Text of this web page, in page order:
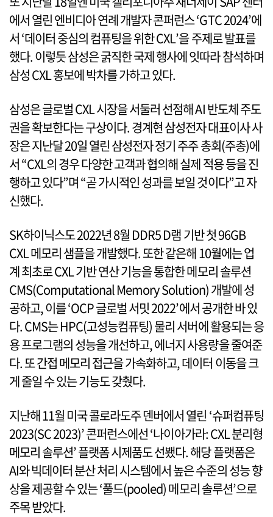
에서 열린 엔비디아 연례 개발자 콘퍼런스 ‘GTC 2024’에
서 ‘데이터 중심의 컴퓨팅을 위한 CXL’을 주제로 발표를
했다. 이렇듯 삼성은 굵직한 국제 행사에 잇따라 참석하며
삼성 CXL 홍보에 박차를 가하고 있다.
삼성은 글로벌 CXL 시장을 서둘러 선점해 AI 반도체 주도
권을 확보한다는 구상이다. 경계현 삼성전자 대표이사 사
장은 지난달 20일 열린 삼성전자 정기 주주 총회(주총)에
서 “CXL의 경우 다양한 고객과 협의해 실제 적용 등을 진
행하고 있다”며 “곧 가시적인 성과를 보일 것이다”고 자
신했다.
SK하이닉스도 2022년 8월 DDR5 D램 기반 첫 96GB
CXL 메모리 샘플을 개발했다. 또한 같은해 10월에는 업
계 최초로 CXL 기반 연산 기능을 통합한 메모리 솔루션
CMS(Computational Memory Solution) 개발에 성
공하고, 이를 ‘OCP 글로벌 서밋 2022’에서 공개한 바 있
다. CMS는 HPC(고성능컴퓨팅) 물리 서버에 활용되는 응
용 프로그램의 성능을 개선하고, 에너지 사용량을 줄여준
다. 또 간접 메모리 접근을 가속화하고, 데이터 이동을 크
게 줄일 수 있는 기능도 갖췄다.
지난해 11월 미국 콜로라도주 덴버에서 열린 ‘슈퍼컴퓨팅
2023(SC 2023)’ 콘퍼런스에선 ‘나이아가라: CXL 분리형
메모리 솔루션’ 플랫폼 시제품도 선뵀다. 해당 플랫폼은
AI와 빅데이터 분산 처리 시스템에서 높은 수준의 성능 향
상을 제공할 수 있는 ‘풀드(pooled) 메모리 솔루션’으로
주목 받았다.